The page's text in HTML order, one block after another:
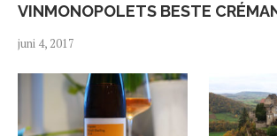
VINMONOPOLETS BESTE
juni 4, 2017